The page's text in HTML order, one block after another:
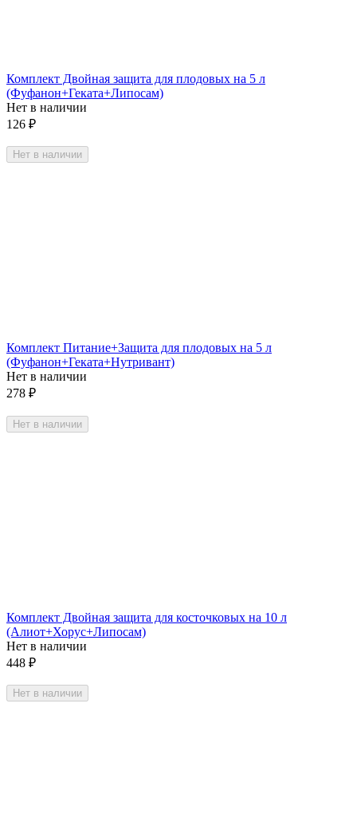
Комплект Двойная защита для плодовых на 5 л
(Фуфанон+Геката+Липосам)
Нет в наличии
126 ₽
Нет в наличии
Комплект Питание+Защита для плодовых на 5 л
(Фуфанон+Геката+Нутривант)
Нет в наличии
278 ₽
Нет в наличии
Комплект Двойная защита для косточковых на 10 л
(Алиот+Хорус+Липосам)
Нет в наличии
448 ₽
Нет в наличии